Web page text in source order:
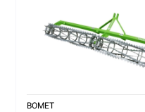
BOMET